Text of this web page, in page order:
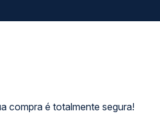
compra é totalmente segura!